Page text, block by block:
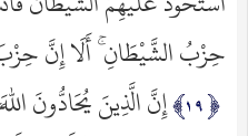
حِزْبُ الشَّيْطَانِ ۚ أَلَا إِنَّ
إِنَّ الَّذِينَ يُحَادُّونَ